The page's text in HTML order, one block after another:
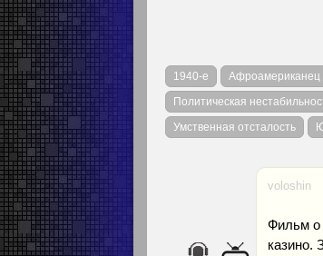
1940-е Афроамериканец
Политическая
Умственная отсталость
voloshin
Фильм о
казино.